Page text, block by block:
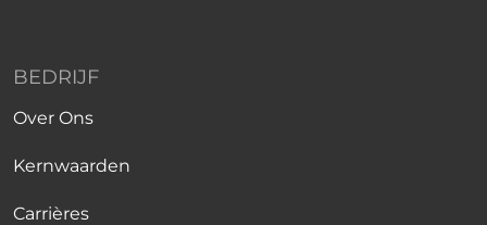
BEDRIJF
Over Ons
Kernwaarden
Carrières